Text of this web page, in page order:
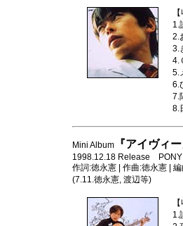
1.
2.
3.
4.
5.
6.
7.
8.
Mini Album 『アイヴィ
1998.12.18 Release
作詞:徳永憲 | 作曲:徳永憲 |
(7.11.徳永憲, 渡辺等)
1.